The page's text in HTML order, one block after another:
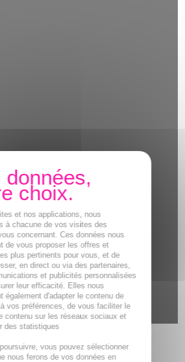
et nos applications, nous
à chacune de vos visites des
concernant. Ces données nous
de vous proposer les offres et
plus pertinents pour vous, et de
en direct ou via des partenaires,
et publicités personnalisées
leur efficacité. Elles nous
également d'adapter le contenu de
vos préférences, de vous faciliter le
contenu sur les réseaux sociaux et
des statistiques
vous pouvez sélectionner
nous ferons de vos données en